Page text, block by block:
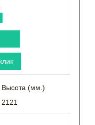
Высота (мм.)
2121